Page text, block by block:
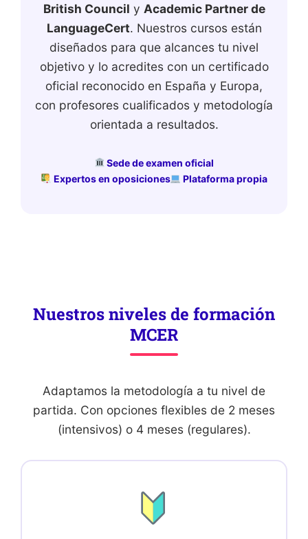
British Council y Academic Partner de
LanguageCert. Nuestros cursos están
diseñados para que alcances tu nivel
objetivo y lo acredites con un certificado
oficial reconocido en España y Europa,
con profesores cualificados y metodología
orientada a resultados.
Sede de examen oficial
Expertos en oposiciones
Plataforma propia
Nuestros niveles de formación
MCER
Adaptamos la metodología a tu nivel de
partida. Con opciones flexibles de 2 meses
(intensivos) o 4 meses (regulares).